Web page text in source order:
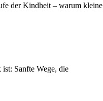
der Kindheit – warum kleine
Sanfte Wege, die